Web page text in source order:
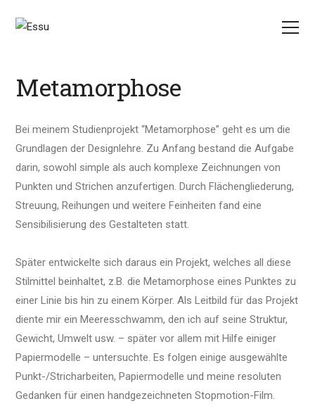
Metamorphose
Bei meinem Studienprojekt “Metamorphose” geht es um die
Grundlagen der Designlehre. Zu Anfang bestand die Aufgabe
darin, sowohl simple als auch komplexe Zeichnungen von
Punkten und Strichen anzufertigen. Durch Flächengliederung,
Streuung, Reihungen und weitereFeinheiten fand eine
Sensibilisierung desGestalteten statt.
Später entwickelte sich daraus ein Projekt, welches all diese
Stilmittelbeinhaltet, z.B. dieMetamorphose eines Punktes zu
einerLinie bis hin zu einem Körper. Als Leitbild für dasProjekt
diente mir ein Meeresschwamm,denich auf seine Struktur,
Gewicht, Umwelt usw. – später vor allem mit Hilfe einiger
Papiermodelle – untersuchte.Es folgen einige ausgewählte
Punkt-/Stricharbeiten, Papiermodelle und meine resoluten
Gedanken für einenhandgezeichneten Stopmotion-Film.